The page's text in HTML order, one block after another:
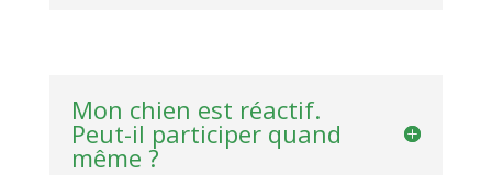
Mon chien est réactif.
Peut-il participer quand
même ?